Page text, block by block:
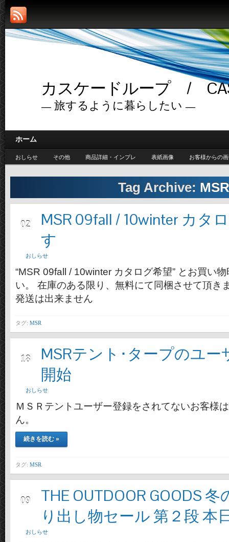
カスケードループ /
— 旅するように暮らしたい —
ホーム
おしらせ その他 商品詳細・インプレ 表紙画像 お客様からの
Tag Archive: MSR
02
MSR 09fall / 10winter カタ
す
おしらせ
“MSR 09fall / 10winter カタログ希望” とお買い
い。 在庫のある限り、無料にて同梱させて頂き
発送は出来ません
タグ: MSR
18
MSRテント･タープのユー
開始
おしらせ
ＭＳＲテントユーザー登録をされてないお客様
ん。
続きを読む »
タグ: MSR
09
THE OUTDOOR GOODS
り出し物セール 第２段 本
おしらせ